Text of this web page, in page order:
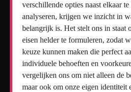
verschillende opties naast elkaar
analyseren, krijgen we inzicht in
belangrijk is. Het stelt ons in staat
eisen helder te formuleren, zodat
keuze kunnen maken die perfect
individuele behoeften en
vergelijken ons om niet alleen de
maar ook om onze eigen identiteit